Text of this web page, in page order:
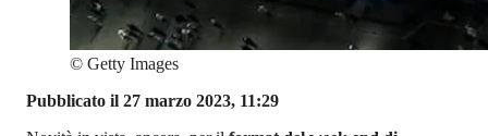
© Getty Images
Pubblicato il 27 marzo 2023, 11:29